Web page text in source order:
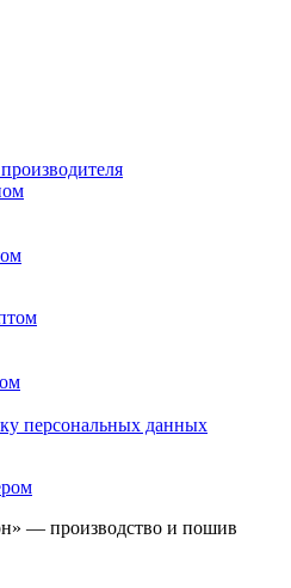
персональных данных
— производство и пошив